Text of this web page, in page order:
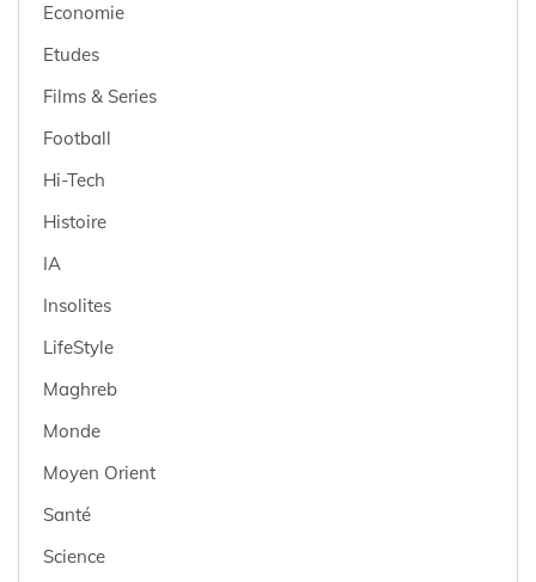
Economie
Etudes
Films & Series
Football
Hi-Tech
Histoire
IA
Insolites
LifeStyle
Maghreb
Monde
Moyen Orient
Santé
Science